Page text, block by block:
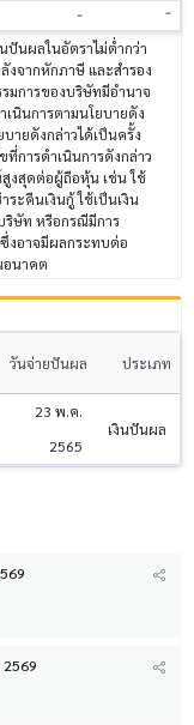
- -
ปันผลในอัตราไม่ต่ำกว่า
งจากหักภาษี และสำรอง
มการของบริษัทมีอำนาจ
เนินการตามนโยบายดัง
ายดังกล่าวได้เป็นครั้ง
ที่การดำเนินการดังกล่าว
งสุดต่อผู้ถือหุ้น เช่น ใช้
ระคืนเงินกู้ ใช้เป็นเงิน
ริษัท หรือกรณีมีการ
งอาจมีผลกระทบต่อ
อนาคต
วันจ่ายปันผล ประเภท
23 พ.ค.
2565
เงินปันผล